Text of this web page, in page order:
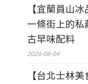
【宜蘭員山
一條街上的私
古早味配料
2026-08-04
【台北士林